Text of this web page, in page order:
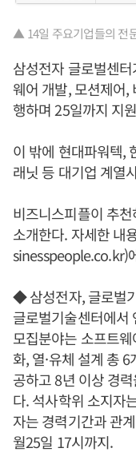
▲ 14일 주요기업들의 전
삼성전자 글로벌센
웨어 개발, 모션제어,
행하며 25일까지 지
이 밖에 현대파워텍,
래닛 등 대기업 계열
비즈니스피플이 추천
소개한다. 자세한 내
sinesspeople.co.kr)
◆ 삼성전자, 글로벌
글로벌기술센터에서
모집분야는 소프트
화, 열·유체 설계 총
공하고 8년 이상 경
다. 석사학위 소지자
자는 경력기간과 관
월25일 17시까지.